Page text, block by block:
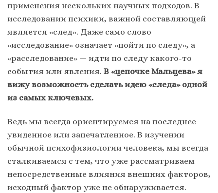
применения нескольких научных подходов. В
исследовании психики, важной составляющей
является «след». Даже само слово
«исследование» означает «пойти по следу», а
«расследование» — идти по следу какого-то
события или явления. В «цепочке Мальцева» я
вижу возможность сделать идею «следа» одной
из самых ключевых.
Ведь мы всегда ориентируемся на последнее
увиденное или запечатленное. В изучении
обычной психофизиологии человека, мы всегда
сталкиваемся с тем, что уже рассматриваем
непосредственные влияния внешних факторов,
исходный фактор уже не обнаруживается.